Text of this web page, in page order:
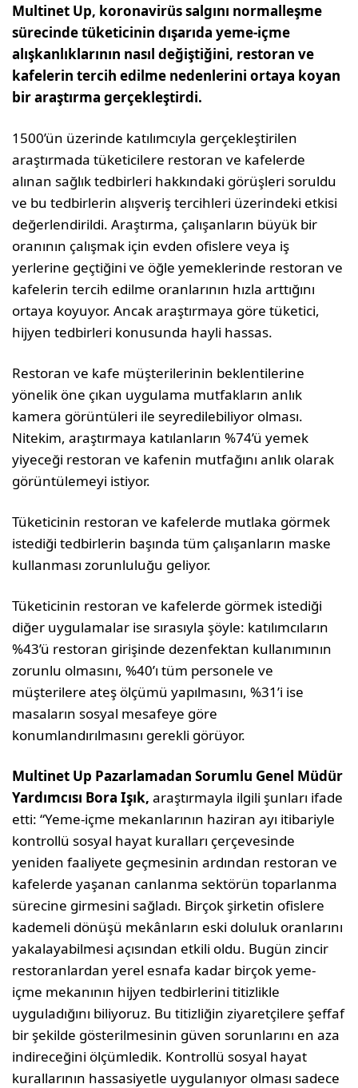
Multinet Up, koronavirüs salgını normalleşme
sürecinde tüketicinin dışarıda yeme-içme
alışkanlıklarının nasıl değiştiğini, restoran ve
kafelerin tercih edilme nedenlerini ortaya koyan
bir araştırma gerçekleştirdi.
1500’ün üzerinde katılımcıyla gerçekleştirilen
araştırmada tüketicilere restoran ve kafelerde
alınan sağlık tedbirleri hakkındaki görüşleri soruldu
ve bu tedbirlerin alışveriş tercihleri üzerindeki etkisi
değerlendirildi. Araştırma, çalışanların büyük bir
oranının çalışmak için evden ofislere veya iş
yerlerine geçtiğini ve öğle yemeklerinde restoran ve
kafelerin tercih edilme oranlarının hızla arttığını
ortaya koyuyor. Ancak araştırmaya göre tüketici,
hijyen tedbirleri konusunda hayli hassas.
Restoran ve kafe müşterilerinin beklentilerine
yönelik öne çıkan uygulama mutfakların anlık
kamera görüntüleri ile seyredilebiliyor olması.
Nitekim, araştırmaya katılanların %74’ü yemek
yiyeceği restoran ve kafenin mutfağını anlık olarak
görüntülemeyi istiyor.
Tüketicinin restoran ve kafelerde mutlaka görmek
istediği tedbirlerin başında tüm çalışanların maske
kullanması zorunluluğu geliyor.
Tüketicinin restoran ve kafelerde görmek istediği
diğer uygulamalar ise sırasıyla şöyle: katılımcıların
%43’ü restoran girişinde dezenfektan kullanımının
zorunlu olmasını, %40’ı tüm personele ve
müşterilere ateş ölçümü yapılmasını, %31’i ise
masaların sosyal mesafeye göre
konumlandırılmasını gerekli görüyor.
Multinet Up Pazarlamadan Sorumlu Genel Müdür
Yardımcısı Bora Işık, araştırmayla ilgili şunları ifade
etti: “Yeme-içme mekanlarının haziran ayı itibariyle
kontrollü sosyal hayat kuralları çerçevesinde
yeniden faaliyete geçmesinin ardından restoran ve
kafelerde yaşanan canlanma sektörün toparlanma
sürecine girmesini sağladı. Birçok şirketin ofislere
kademeli dönüşü mekânların eski doluluk oranlarını
yakalayabilmesi açısından etkili oldu. Bugün zincir
restoranlardan yerel esnafa kadar birçok yeme-
içme mekanının hijyen tedbirlerini titizlikle
uyguladığını biliyoruz. Bu titizliğin ziyaretçilere şeffaf
bir şekilde gösterilmesinin güven sorunlarını en aza
indireceğini ölçümledik. Kontrollü sosyal hayat
kurallarının hassasiyetle uygulanıyor olması sadece